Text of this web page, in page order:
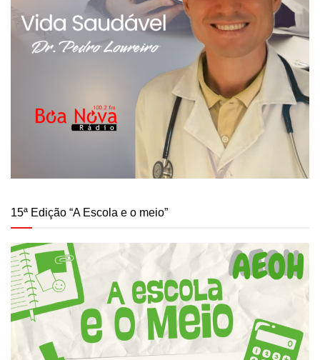
15ª Edição “A Escola e o meio”